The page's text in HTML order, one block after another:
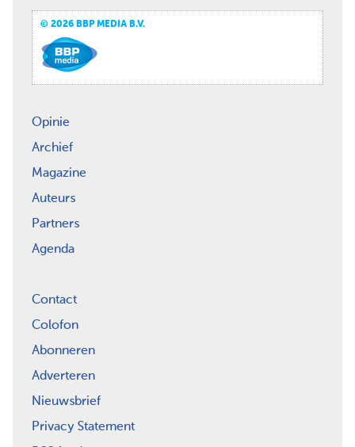
© 2026 BBP MEDIA B.V.
Opinie
Archief
Magazine
Auteurs
Partners
Agenda
Contact
Colofon
Abonneren
Adverteren
Nieuwsbrief
Privacy Statement